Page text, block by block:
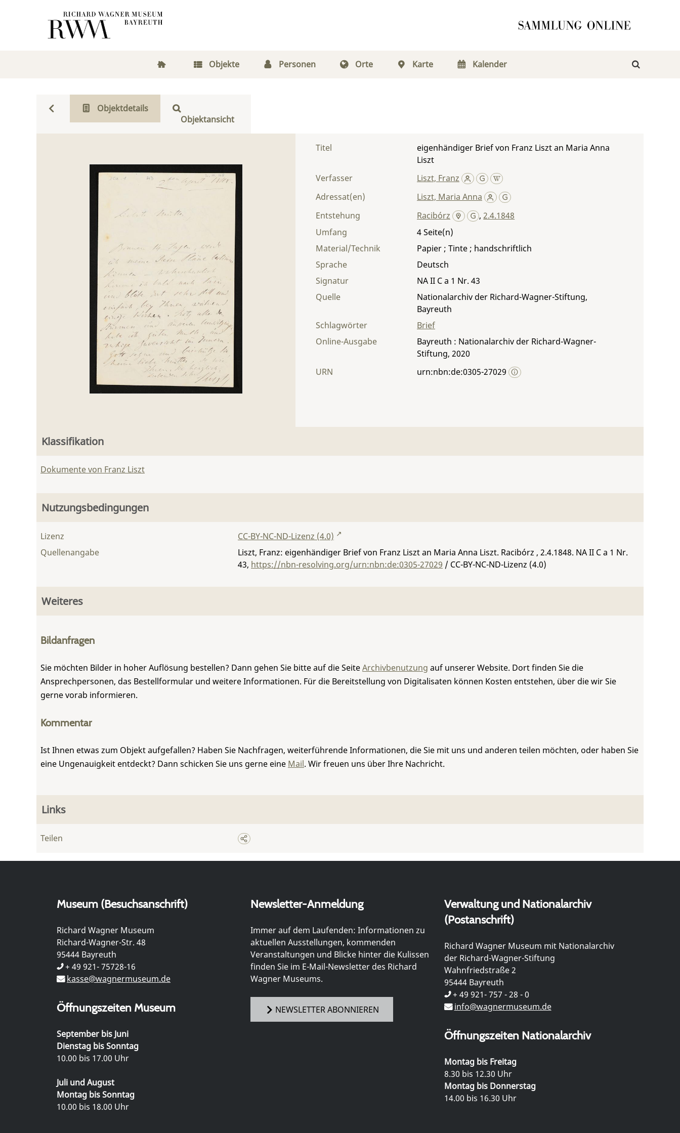
Objekte Personen Orte Karte Kalender
Objektdetails
Objektansicht
Titel
eigenhändiger Brief von Franz Liszt an Maria Anna
Liszt
Verfasser
Liszt, Franz
Adressat(en)
Liszt, Maria Anna
Entstehung
Racibórz ,2.4.1848
Umfang
4
Material/Technik
Papier ; Tinte ; handschriftlich
Sprache
Deutsch
Signatur
NA II C a 1 Nr. 43
Quelle
Nationalarchiv der Richard-Wagner-Stiftung,
Bayreuth
Schlagwörter
Brief
Online-Ausgabe
Bayreuth : Nationalarchiv der Richard-Wagner-
Stiftung, 2020
URN
urn:nbn:de:0305-27029
Klassifikation
Dokumente von Franz Liszt
Nutzungsbedingungen
Lizenz
CC-BY-NC-ND-Lizenz (4.0)
Quellenangabe
Liszt, Franz: eigenhändiger Brief von Franz Liszt an Maria Anna Liszt. Racibórz , 2.4.1848. NA II C a 1 Nr.
43, https://nbn-resolving.org/urn:nbn:de:0305-27029 / CC-BY-NC-ND-Lizenz (4.0)
Weiteres
Bildanfragen
Sie möchten Bilder in hoher Auflösung bestellen? Dann gehen Sie bitte auf die SeiteArchivbenutzung auf unserer Website. Dort finden Sie die
Ansprechpersonen, das Bestellformular und weitere Informationen. Für die Bereitstellung von Digitalisaten können Kosten entstehen, über die wir Sie
gerne vorab informieren.
Kommentar
Ist Ihnen etwas zum Objekt aufgefallen? Haben Sie Nachfragen, weiterführende Informationen, die Sie mit uns und anderen teilen möchten, oder haben Sie
eine Ungenauigkeit entdeckt? Dann schicken Sie uns gerne eine Mail. Wir freuen uns über Ihre Nachricht.
Links
Teilen
Museum (Besuchsanschrift)
Richard Wagner Museum
Richard-Wagner-Str. 48
95444 Bayreuth
+ 49 921- 75728-16
kasse@wagnermuseum.de
Öffnungszeiten Museum
September bis Juni
Dienstag bis Sonntag
10.00 bis 17.00 Uhr
Juli und August
Montag bis Sonntag
10.00 bis 18.00 Uhr
Newsletter-Anmeldung
Immer auf dem Laufenden: Informationen zu
aktuellen Ausstellungen, kommenden
Veranstaltungen und Blicke hinter die Kulissen
finden Sie im E-Mail-Newsletter des Richard
Wagner Museums.
NEWSLETTER ABONNIEREN
Verwaltung und Nationalarchiv
(Postanschrift)
Richard Wagner Museum mit Nationalarchiv
der Richard-Wagner-Stiftung
Wahnfriedstraße 2
95444 Bayreuth
+ 49 921- 757 - 28 - 0
info@wagnermuseum.de
Öffnungszeiten Nationalarchiv
Montag bis Freitag
8.30 bis 12.30 Uhr
Montag bis Donnerstag
14.00 bis 16.30 Uhr